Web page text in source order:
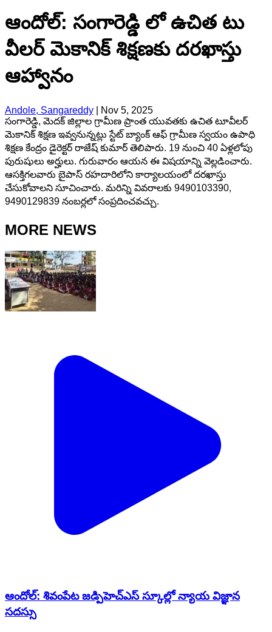
ఆందోల్: సంగారెడ్డి లో ఉచిత టు
వీలర్ మెకానిక్ శిక్షణకు దరఖాస్తు
ఆహ్వానం
Andole, Sangareddy
Nov 5, 2025
సంగారెడ్డి, మెదక్ జిల్లాల గ్రామీణ ప్రాంత యువతకు ఉచిత టూవీలర్
మెకానిక్ శిక్షణ ఇవ్వనున్నట్లు స్టేట్ బ్యాంక్ ఆఫ్ గ్రామీణ స్వయం ఉపాధి
శిక్షణ కేంద్రం డైరెక్టర్ రాజేష్ కుమార్ తెలిపారు. 19 నుంచి 40 ఏళ్లలోపు
పురుషులు అర్హులు. గురువారం ఆయన ఈ విషయాన్ని వెల్లడించారు.
ఆసక్తిగలవారు బైపాస్ రహదారిలోని కార్యాలయంలో దరఖాస్తు
చేసుకోవాలని సూచించారు. మరిన్ని వివరాలకు 9490103390,
9490129839 నంబర్లలో సంప్రదించవచ్చు.
MORE NEWS
ఆందోల్: శివంపేట జడ్పిహెచ్ఎస్ స్కూల్లో న్యాయ విజ్ఞాన
సదస్సు